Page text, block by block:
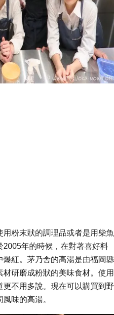
粉末狀的調理品或者是用柴魚
2005年的時候，在對著喜好料
紅。茅乃舎的高湯是由福岡縣
研磨成粉狀的美味食材。使用
更不用多說。現在可以購買到野
味的高湯。